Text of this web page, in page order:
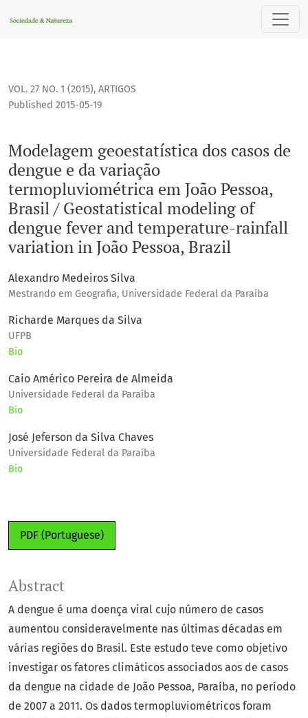
Modelagem geoestatística dos casos de dengue e da
VOL. 27 NO. 1 (2015), ARTIGOS
Modelagem geoestatística dos casos de
dengue e da variação
termopluviométrica em João Pessoa,
Brasil / Geostatistical modeling of
dengue fever and temperature-rainfall
variation in João Pessoa, Brazil
Published 2015-05-19
Alexandro Medeiros Silva
Mestrando em Geografia, Universidade Federal da Paraíba
Richarde Marques da Silva
UFPB
Bio
Caio Américo Pereira de Almeida
Universidade Federal da Paraíba
Bio
José Jeferson da Silva Chaves
Universidade Federal da Paraíba
Bio
PDF (Portuguese)
Abstract
A dengue é uma doença viral cujo número de casos
aumentou consideravelmente nas últimas décadas em
várias regiões do Brasil. Este estudo teve como objetivo
investigar os fatores climáticos associados aos de casos
da dengue na cidade de João Pessoa, Paraíba, no período
de 2007 a 2011. Os dados termopluviométricos foram